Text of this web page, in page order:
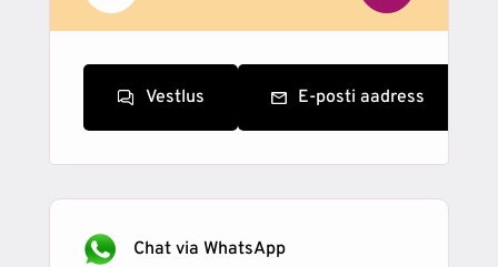
Vestlus E-posti aadress
Chat via WhatsApp